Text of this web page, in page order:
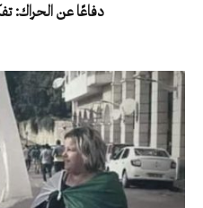
دفاعًا عن الحراك: